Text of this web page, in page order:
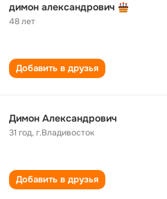
димон александрович
48 лет
Добавить в друзья
Димон Александрович
31 год,г.Владивосток
Добавить в друзья